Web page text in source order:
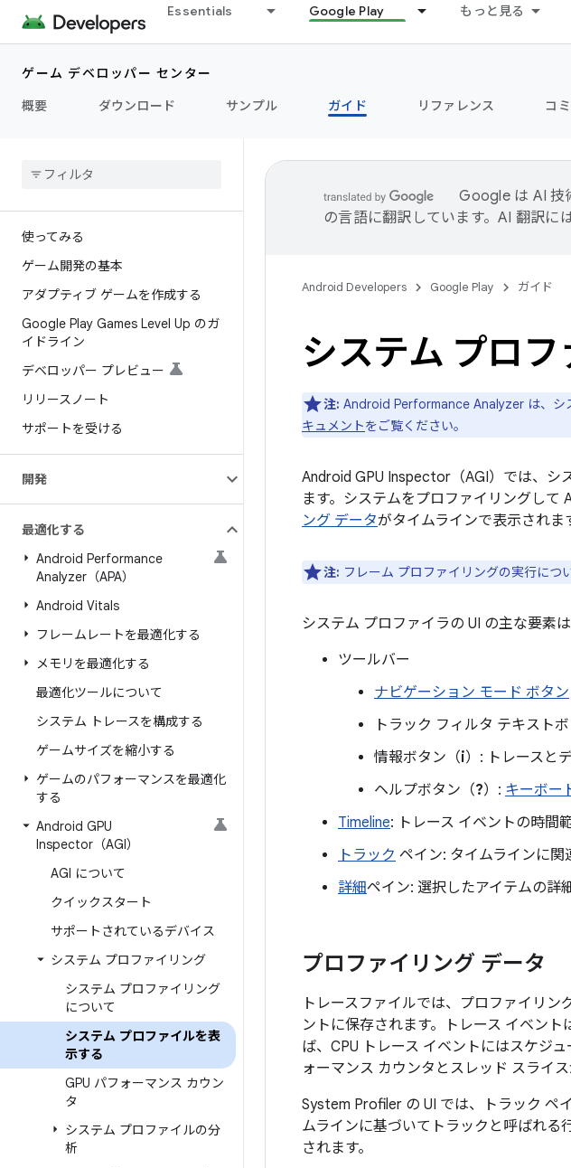
Essentials Google Play もっと見る
ゲーム デベロッパー センター
概要
ダウンロード サンプル ガイド リファレンス コ
使ってみる
ゲーム開発の基本
アダプティブ ゲームを作成する
Google Play Games Level Up のガ
イドライン
デベロッパー プレビュー
リリースノート
サポートを受ける
開発
最適化する
Android Performance
Analyzer（APA）
Android Vitals
フレームレートを最適化する
メモリを最適化する
最適化ツールについて
システム トレースを構成する
ゲームサイズを縮小する
ゲームのパフォーマンスを最適化
する
Android GPU
Inspector（AGI）
AGI について
クイックスタート
サポートされているデバイス
システム プロファイリング
システム プロファイリング
について
システム プロファイルを表
示する
GPU パフォーマンス カウン
タ
システム プロファイルの分
析
Google は AI 技
の言語に翻訳しています。AI 翻訳に
Android Developers Google Play ガイド
システム プロ
注: Android Performance Analyzer は、シ
キュメントをご覧ください。
Android GPU Inspector（AGI）では、シ
ます。システムをプロファイリングして
ング データがタイムラインで表示されま
注: フレーム プロファイリングの実行につ
システム プロファイラの UI の主な要素は
ツールバー
ナビゲーション モード ボタン
トラック フィルタ テキスト
情報ボタン（i）: トレースと
ヘルプボタン（?）: キーボー
Timeline: トレース イベントの時間
トラック ペイン: タイムラインに関
詳細ペイン: 選択したアイテムの詳
プロファイリング データ
トレースファイルでは、プロファイリ
ントに保存されます。トレース イベン
ば、CPU トレース イベントにはスケジ
ォーマンス カウンタとスレッド スライス
System Profiler の UI では、トラック ペ
ムラインに基づいてトラックと呼ばれる
されます。